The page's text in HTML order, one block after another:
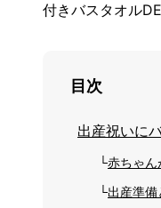
付きバスタオル
目次
出産祝いに
赤ちゃん
出産準備